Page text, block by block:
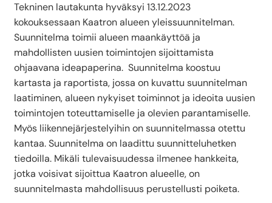
Tekninen lautakunta hyväksyi 13.12.2023
kokouksessaan Kaatron alueen yleissuunnitelman.
Suunnitelma toimii alueen maankäyttöä ja
mahdollisten uusien toimintojen sijoittamista
ohjaavana ideapaperina. Suunnitelma koostuu
kartasta ja raportista, jossa on kuvattu suunnitelman
laatiminen, alueen nykyiset toiminnot ja ideoita uusien
toimintojen toteuttamiselle ja olevien parantamiselle.
Myös liikennejärjestelyihin on suunnitelmassa otettu
kantaa. Suunnitelma on laadittu suunnitteluhetken
tiedoilla. Mikäli tulevaisuudessa ilmenee hankkeita,
jotka voisivat sijoittua Kaatron alueelle, on
suunnitelmasta mahdollisuus perustellusti poiketa.